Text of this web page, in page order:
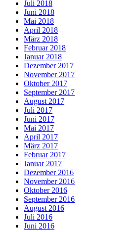
Juli 2018
Juni 2018
Mai 2018
April 2018
März 2018
Februar 2018
Januar 2018
Dezember 2017
November 2017
Oktober 2017
September 2017
August 2017
Juli 2017
Juni 2017
Mai 2017
April 2017
März 2017
Februar 2017
Januar 2017
Dezember 2016
November 2016
Oktober 2016
September 2016
August 2016
Juli 2016
Juni 2016